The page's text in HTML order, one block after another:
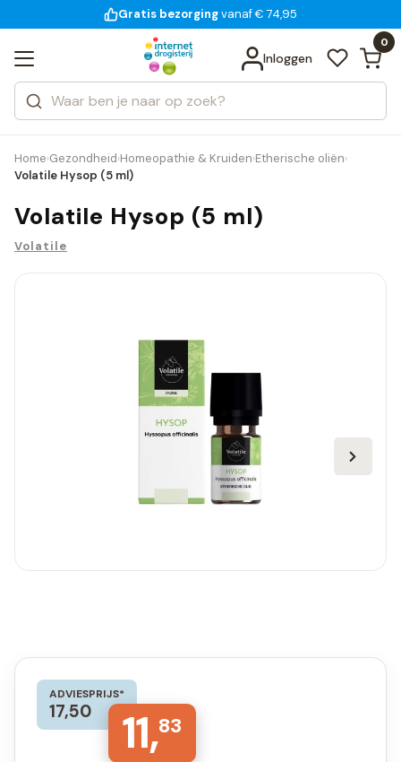
voor 18:00 uur besteld
Gratis bezorging
14 dagen bedenktijd
Inloggen
0
Zoeken
Categorieën
Merken
Bekijk alle resultaten
Home›Gezondheid›Homeopathie & Kruiden›Etherische oliën›
Volatile Hysop (5 ml)
Volatile Hysop (5 ml)
Volatile
ADVIESPRIJS*
17,50 11,83